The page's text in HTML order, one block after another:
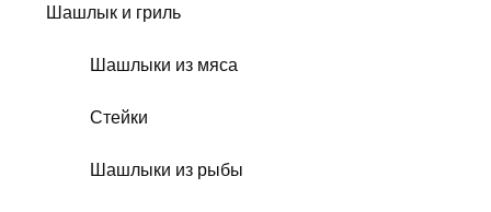
Шашлык и гриль
Шашлыки из мяса
Стейки
Шашлыки из рыбы